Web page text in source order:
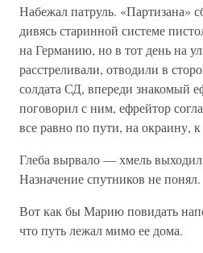
Набежал патруль. «Партизана»
дивясь старинной системе
на Германию, но в тот день на
расстреливали, отводили в
солдата СД, впереди знакомый
поговорил с ним, ефрейтор
все равно по пути, на окраину,
Глеба вырвало — хмель выходил
Назначение спутников не понял.
Вот как бы Марию повидать
что путь лежал мимо ее дома.